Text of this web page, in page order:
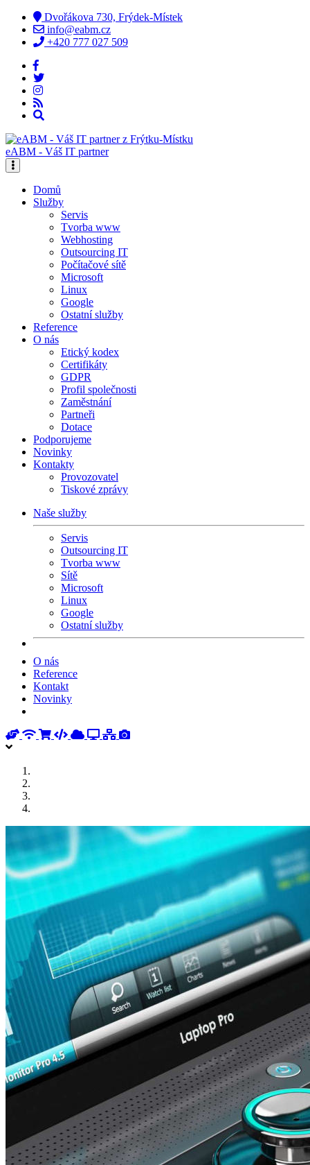
Dvořákova 730, Frýdek-Místek
info@eabm.cz
+420 777 027 509
eABM - Váš IT partner
Domů
Služby
Servis
Tvorba www
Webhosting
Outsourcing IT
Počítačové sítě
Microsoft
Linux
Google
Ostatní služby
Reference
O nás
Etický kodex
Certifikáty
GDPR
Profil společnosti
Zaměstnání
Partneři
Dotace
Podporujeme
Novinky
Kontakty
Provozovatel
Tiskové zprávy
Naše služby
Servis
Outsourcing IT
Tvorba www
Sítě
Microsoft
Linux
Google
Ostatní služby
O nás
Reference
Kontakt
Novinky